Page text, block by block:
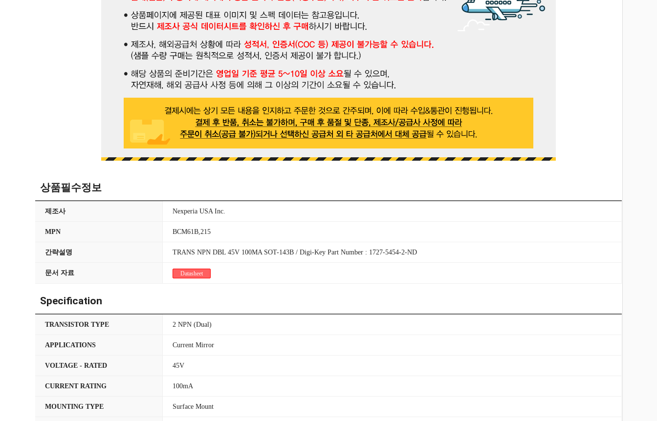
상품필수정보
제조사 Nexperia USA Inc.
MPN BCM61B,215
간략설명 TRANS NPN DBL 45V 100MA SOT-143B / Digi-Key Part Number : 1727-5454-2-ND
문서 자료 Datasheet
Specification
TRANSISTOR TYPE 2 NPN (Dual)
APPLICATIONS Current Mirror
VOLTAGE - RATED 45V
CURRENT RATING 100mA
MOUNTING TYPE Surface Mount